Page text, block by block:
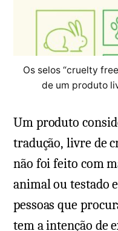
Os selos “cruelty
de um produto
Um produto
tradução, livre de
não foi feito com
animal ou testado
pessoas que
tem a intenção de